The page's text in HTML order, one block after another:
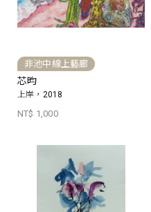
非池中線上藝廊
芯昀
上岸，2018
NT$ 1,000